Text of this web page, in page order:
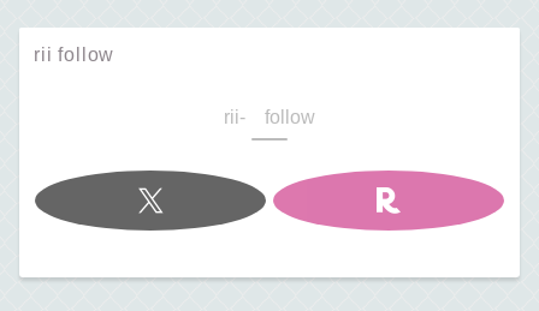
rii follow
rii- follow